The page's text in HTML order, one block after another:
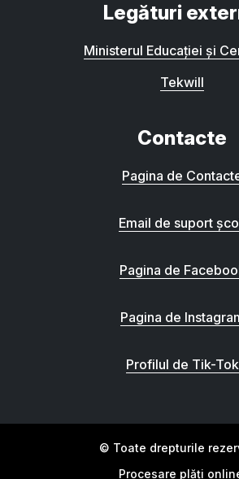
Legături
Ministerul Educației și
Tekwill
Contacte
Pagina de
Email de suport
Pagina de
Pagina de
Profilul de Tik-Tok
© Toate drepturile
Procesare plăți